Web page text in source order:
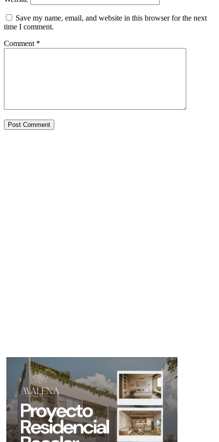
Save my name, email, and website in this browser for the next
time I comment.
Comment *